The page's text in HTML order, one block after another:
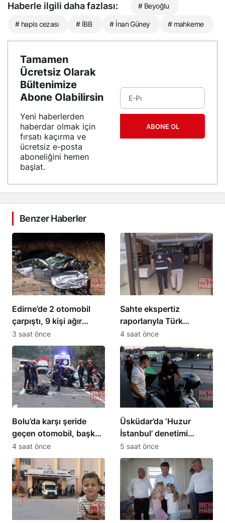
Haberle ilgili daha fazlası: # Beyoğlu
# hapis cezası # İBB # İnan Güney # mahkeme
Tamamen
Ücretsiz Olarak
Bültenimize
Abone Olabilirsin
Yeni haberlerden
haberdar olmak için
fırsatı kaçırma ve
ücretsiz e-posta
aboneliğini hemen
başlat.
ABONE OL
Benzer Haberler
Edirne’de 2 otomobil
çarpıştı, 9 kişi ağır
yaralandı
3 saat önce
Sahte ekspertiz
raporlarıyla Türk
vatandaşlığı kazandıran
suç örgütüne
operasyon: 32
tutuklama
4 saat önce
Bolu’da karşı şeride
geçen otomobil, başka
bir araçla çarpıştı: 1 ölü,
2 ağır yaralı
4 saat önce
Üsküdar’da ‘Huzur
İstanbul’ denetimi
gerçekleştirildi
5 saat önce